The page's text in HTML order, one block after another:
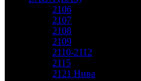
2106
2107
2108
2109
2110-2112
2115
2121 Нива